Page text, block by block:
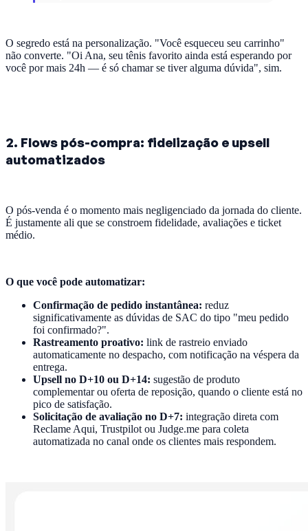
O segredo está na personalização. "Você esqueceu seu carrinho"
não converte. "Oi Ana, seu tênis favorito ainda está esperando por
você por mais 24h — é só chamar se tiver alguma dúvida", sim.
2. Flows pós-compra: fidelização e upsell
automatizados
O pós-venda é o momento mais negligenciado da jornada do cliente.
É justamente ali que se constroem fidelidade, avaliações e ticket
médio.
O que você pode automatizar:
Confirmação de pedido instantânea: reduz
significativamente as dúvidas de SAC do tipo "meu pedido
foi confirmado?".
Rastreamento proativo: link de rastreio enviado
automaticamente no despacho, com notificação na véspera da
entrega.
Upsell no D+10 ou D+14: sugestão de produto
complementar ou oferta de reposição, quando o cliente está no
pico de satisfação.
Solicitação de avaliação no D+7: integração direta com
Reclame Aqui, Trustpilot ou Judge.me para coleta
automatizada no canal onde os clientes mais respondem.